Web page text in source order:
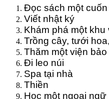
Đọc sách một
Viết nhật ký
Khám phá một khu
Trồng cây, tưới
Thăm một viện bảo
Đi leo núi
Spa tại nhà
Thiền
Học một ngoại